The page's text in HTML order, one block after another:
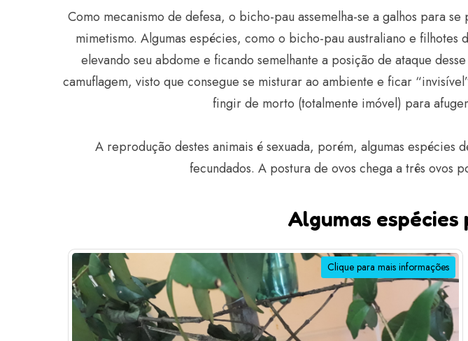
Como mecanismo de defesa, o bicho-pau assemelha-se a galhos para
mimetismo. Algumas espécies, como o bicho-pau australiano e
elevando seu abdome e ficando semelhante a posição de ataque
camuflagem, visto que consegue se misturar ao ambiente e ficar
fingir de morto (totalmente imóvel) para
A reprodução destes animais é sexuada, porém, algumas espécies
fecundados. A postura de ovos chega a três ovos
Algumas espécies
Clique para mais informações